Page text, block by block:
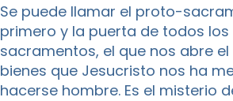
Se puede llamar el proto-
primero y la puerta de todos
sacramentos, el que nos abre
bienes que Jesucristo nos ha
hacerse hombre. Es el misterio